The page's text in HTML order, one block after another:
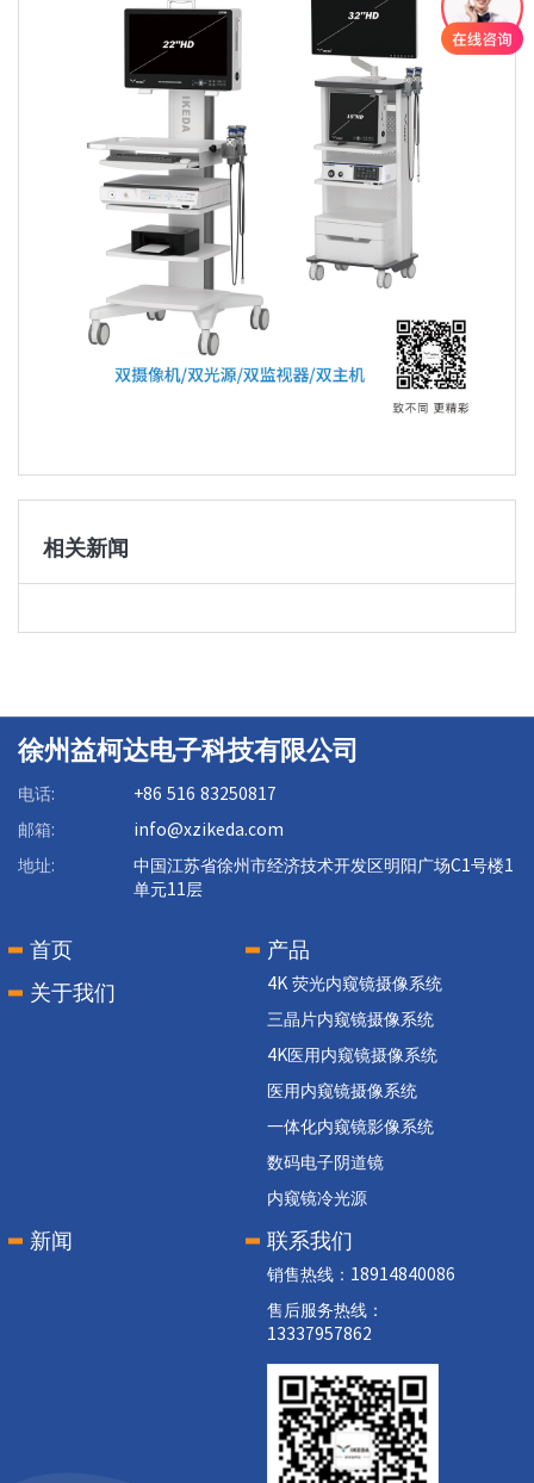
相关新闻
徐州益柯达电子科技有限公司
电话: +86 516 83250817
邮箱: info@xzikeda.com
地址:
中国江苏省徐州市经济技术开发区明阳广场C1号楼1
单元11层
首页
关于我们
产品
4K 荧光内窥镜摄像系统
三晶片内窥镜摄像系统
4K医用内窥镜摄像系统
医用内窥镜摄像系统
一体化内窥镜影像系统
数码电子阴道镜
内窥镜冷光源
新闻 联系我们
销售热线：18914840086
售后服务热线：
13337957862